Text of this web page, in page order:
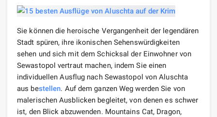
Sie können die heroische Vergangenheit der legendären
Stadt spüren, ihre ikonischen Sehenswürdigkeiten
sehen und sich mit dem Schicksal der Einwohner von
Sewastopol vertraut machen, indem Sie einen
individuellen Ausflug nach Sewastopol von Aluschta
aus bestellen. Auf dem ganzen Weg werden Sie von
malerischen Ausblicken begleitet, von denen es schwer
ist, den Blick abzuwenden. Mountains Cat, Dragon,